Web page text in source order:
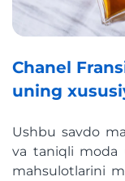
Chanel
uning
Ushbu savdo
va taniqli moda
mahsulotlarini